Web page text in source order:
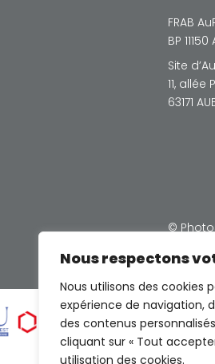
Nous respectons
Nous utilisons des cookies
expérience de navigation,
des contenus
cliquant sur « Tout
utilisation des cookies.
FRAB
BP
Site
11,
63171
©